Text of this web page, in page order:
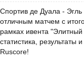
Спортив де Дуала -
отличным матчем с
рамках ивента
статистика,
Ruscore!